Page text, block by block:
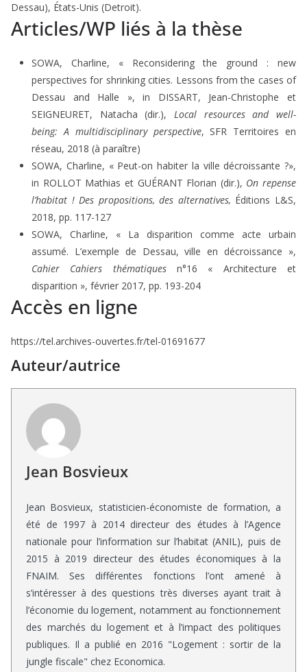
Dessau), États-Unis (Detroit).
Articles/WP liés à la thèse
SOWA, Charline, « Reconsidering the ground : new
perspectives for shrinking cities. Lessons from the cases of
Dessau and Halle », in DISSART, Jean-Christophe et
SEIGNEURET, Natacha (dir.), Local resources and well-
being: A multidisciplinary perspective, SFR Territoires en
réseau, 2018 (à paraître)
SOWA, Charline, « Peut-on habiter la ville décroissante ?»,
in ROLLOT Mathias et GUÉRANT Florian (dir.), On repense
l’habitat ! Des propositions, des alternatives, Éditions L&S,
2018, pp. 117-127
SOWA, Charline, « La disparition comme acte urbain
assumé. L’exemple de Dessau, ville en décroissance »,
Cahier Cahiers thématiques n°16 « Architecture et
disparition », février 2017, pp. 193-204
Accès en ligne
https://tel.archives-ouvertes.fr/tel-01691677
Auteur/autrice
Jean Bosvieux
Jean Bosvieux, statisticien-économiste de formation, a
été de 1997 à 2014 directeur des études à l’Agence
nationale pour l’information sur l’habitat (ANIL), puis de
2015 à 2019 directeur des études économiques à la
FNAIM. Ses différentes fonctions l’ont amené à
s’intéresser à des questions très diverses ayant trait à
l’économie du logement, notamment au fonctionnement
des marchés du logement et à l’impact des politiques
publiques. Il a publié en 2016 "Logement : sortir de la
jungle fiscale" chez Economica.